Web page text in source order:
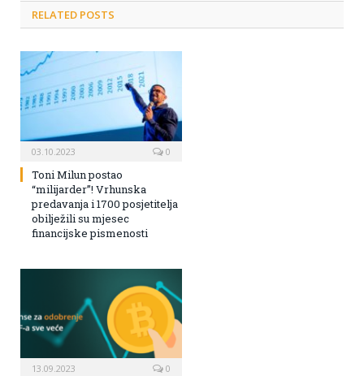
RELATED POSTS
03.10.2023 0
Toni Milun postao
“milijarder”! Vrhunska
predavanja i 1700 posjetitelja
obilježili su mjesec
financijske pismenosti
13.09.2023 0